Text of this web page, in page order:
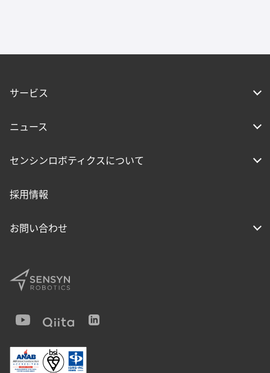
サービス
ニュース
センシンロボティクスについて
採用情報
お問い合わせ